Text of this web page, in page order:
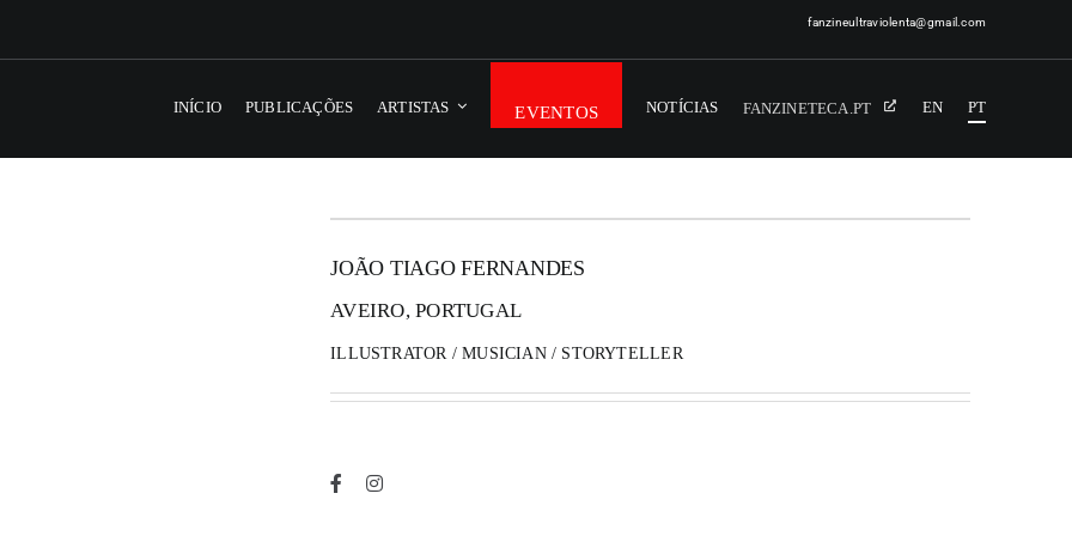
fanzineultraviolenta@gmail.com
INÍCIO PUBLICAÇÕES ARTISTAS EVENTOS NOTÍCIAS FANZINETECA.PT EN PT
JOÃO TIAGO FERNANDES
AVEIRO, PORTUGAL
ILLUSTRATOR / MUSICIAN / STORYTELLER